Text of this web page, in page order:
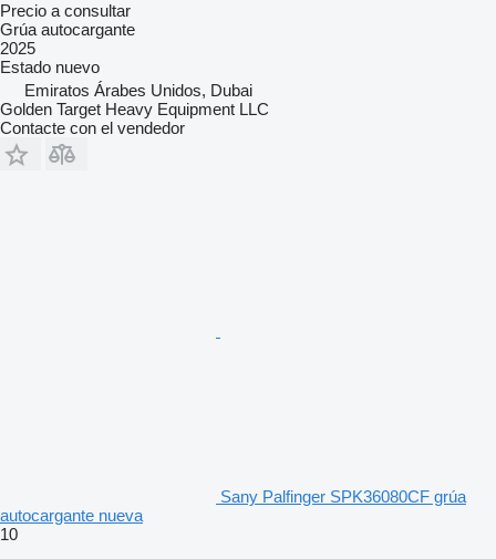
Precio a consultar
Grúa autocargante
2025
Estado nuevo
Emiratos Árabes Unidos, Dubai
Golden Target Heavy Equipment LLC
Contacte con el vendedor
Sany Palfinger SPK36080CF grúa
autocargante nueva
10